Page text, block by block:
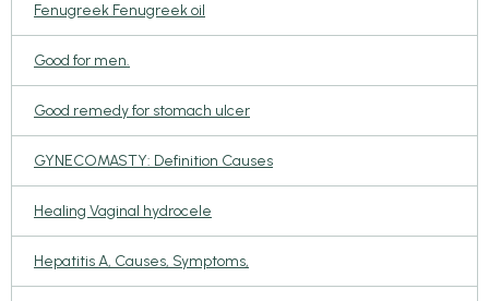
Fenugreek Fenugreek oil
Good for men.
Good remedy for stomach ulcer
GYNECOMASTY: Definition Causes
Healing Vaginal hydrocele
Hepatitis A, Causes, Symptoms,